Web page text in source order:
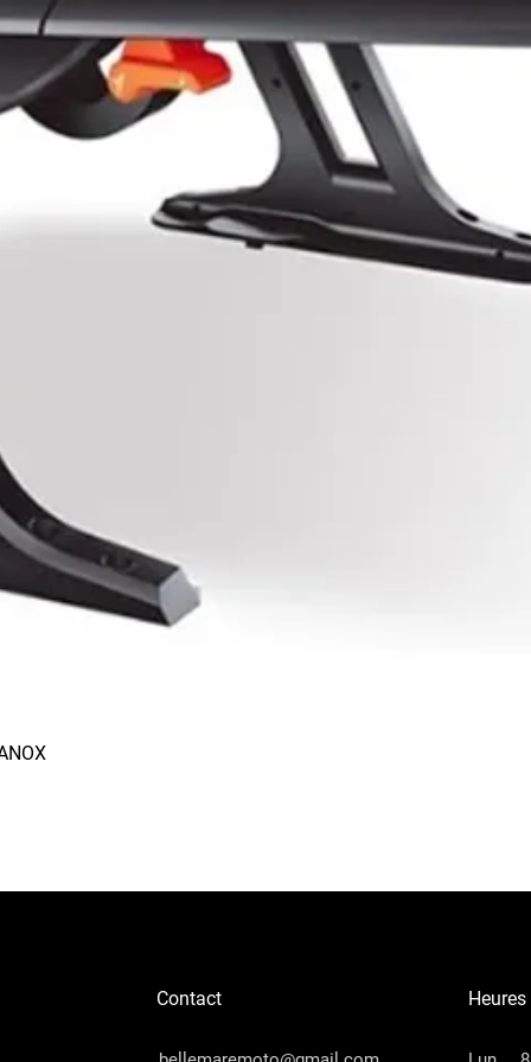
Contact Heures